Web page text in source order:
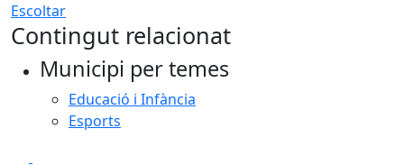
Escoltar
Contingut relacionat
Municipi per temes
Educació i Infància
Esports